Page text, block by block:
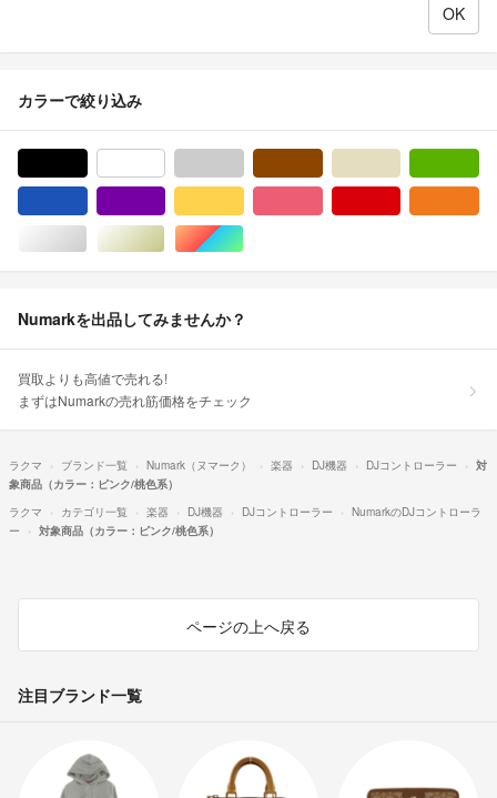
カラーで絞り込み
シルバー/銀色系ゴールド/金色系マルチカラー
Numarkを出品してみませんか？
買取よりも高値で売れる!
まずはNumarkの売れ筋価格をチェック
ラクマ ブランド一覧 Numark（ヌマーク） 楽器 DJ機器 DJコントローラー
対
象商品（カラー：ピンク/桃色系）
ラクマ
カテゴリ一覧 楽器 DJ機器 DJコントローラー
NumarkのDJコントローラ
ー
対象商品（カラー：ピンク/桃色系）
ページの上へ戻る
注目ブランド一覧